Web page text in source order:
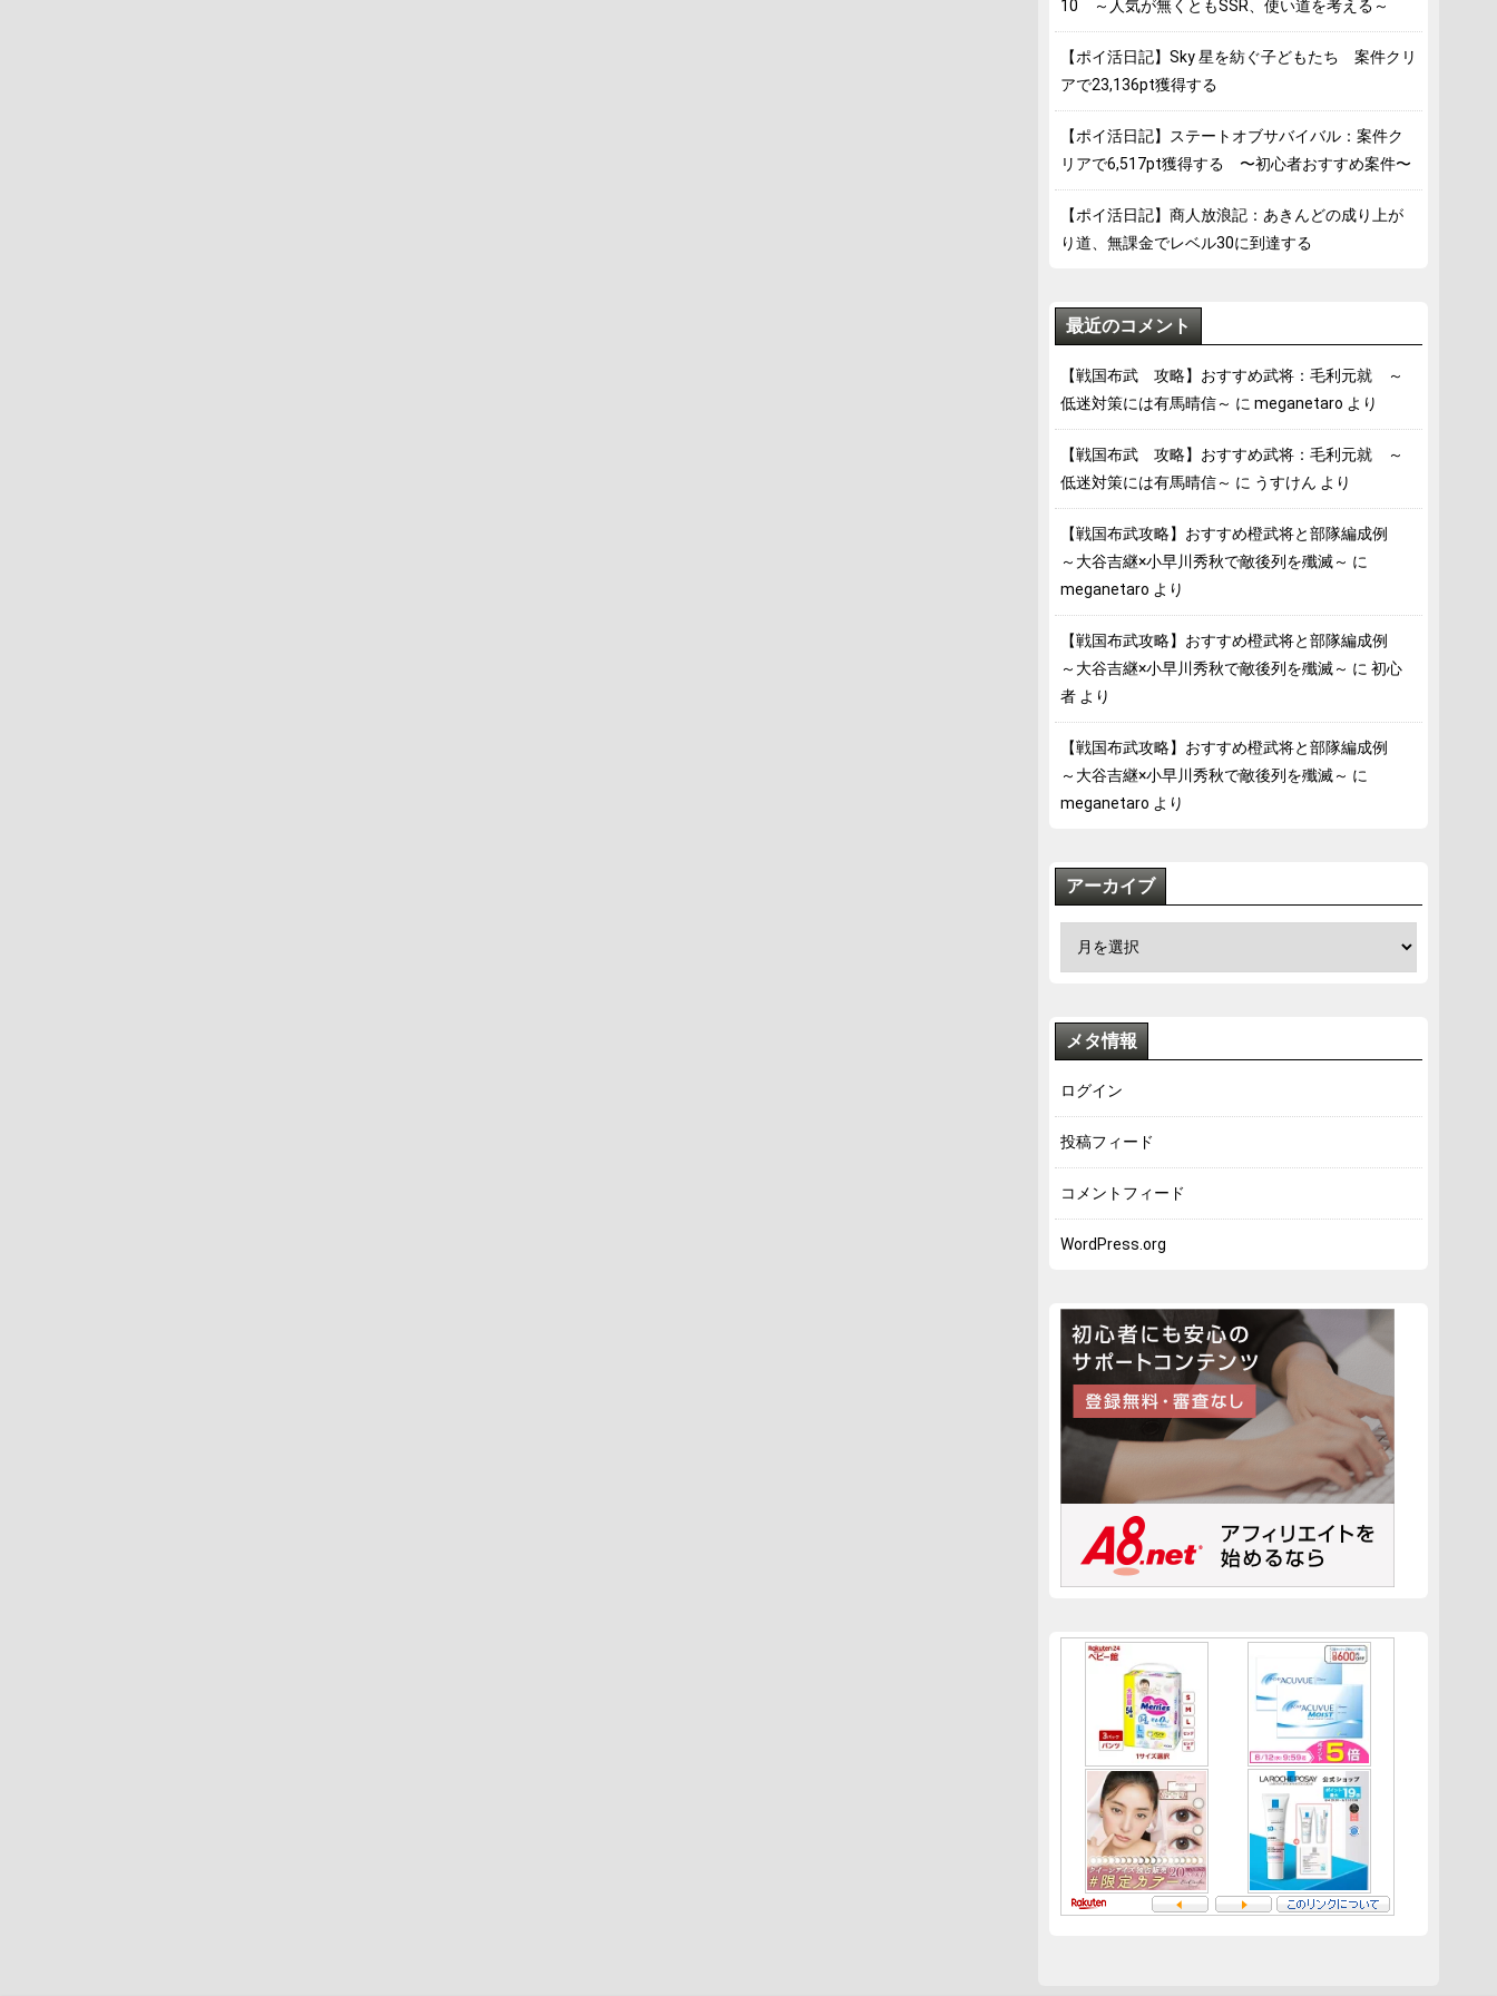
10 ～人気が無くともSSR、使い道を考える～
【ポイ活日記】Sky 星を紡ぐ子どもたち 案件クリ
アで23,136pt獲得する
【ポイ活日記】ステートオブサバイバル：案件ク
リアで6,517pt獲得する 〜初心者おすすめ案件〜
【ポイ活日記】商人放浪記：あきんどの成り上が
り道、無課金でレベル30に到達する
最近のコメント
【戦国布武 攻略】おすすめ武将：毛利元就 ～
低迷対策には有馬晴信～ に meganetaro より
【戦国布武 攻略】おすすめ武将：毛利元就 ～
低迷対策には有馬晴信～ に うすけん より
【戦国布武攻略】おすすめ橙武将と部隊編成例
～大谷吉継×小早川秀秋で敵後列を殲滅～ に
meganetaro より
【戦国布武攻略】おすすめ橙武将と部隊編成例
～大谷吉継×小早川秀秋で敵後列を殲滅～ に 初心
者 より
【戦国布武攻略】おすすめ橙武将と部隊編成例
～大谷吉継×小早川秀秋で敵後列を殲滅～ に
meganetaro より
アーカイブ
メタ情報
ログイン
投稿フィード
コメントフィード
WordPress.org